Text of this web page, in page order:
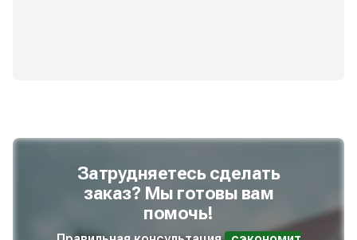
Затрудняетесь сделать
заказ? Мы готовы вам
помочь!